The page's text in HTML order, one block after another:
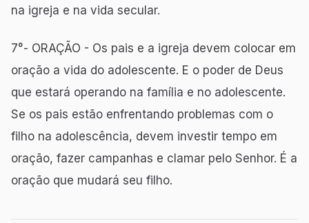
na igreja e na vida secular.
7°- ORAÇÃO - Os pais e a igreja devem colocar em
oração a vida do adolescente. E o poder de Deus
que estará operando na família e no adolescente.
Se os pais estão enfrentando problemas com o
filho na adolescência, devem investir tempo em
oração, fazer campanhas e clamar pelo Senhor. É a
oração que mudará seu filho.